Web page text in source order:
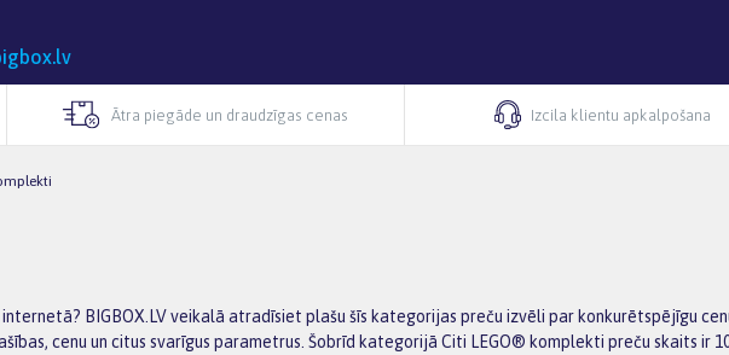
Ātra piegāde un draudzīgas cenas Izcila klientu apkalpošana
BIGBOX.LV veikalā atradīsiet plašu šīs kategorijas preču izvēli par konkurētspējīgu
cenu un citus svarīgus parametrus. Šobrīd kategorijā Citi LEGO® komplekti preču skaits ir